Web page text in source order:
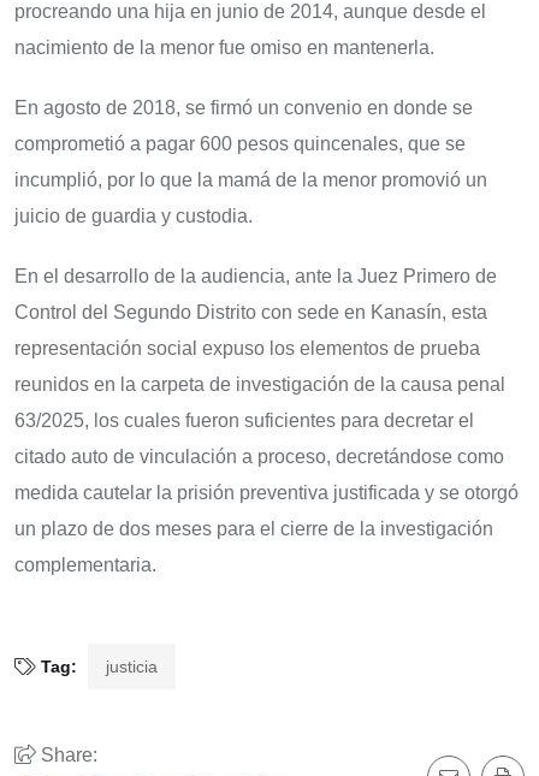
procreando una hija en junio de 2014, aunque desde el
nacimiento de la menor fue omiso en mantenerla.
En agosto de 2018, se firmó un convenio en donde se
comprometió a pagar 600 pesos quincenales, que se
incumplió, por lo que la mamá de la menor promovió un
juicio de guardia y custodia.
En el desarrollo de la audiencia, ante la Juez Primero de
Control del Segundo Distrito con sede en Kanasín, esta
representación social expuso los elementos de prueba
reunidos en la carpeta de investigación de la causa penal
63/2025, los cuales fueron suficientes para decretar el
citado auto de vinculación a proceso, decretándose como
medida cautelar la prisión preventiva justificada y se otorgó
un plazo de dos meses para el cierre de la investigación
complementaria.
Tag: justicia
Share: